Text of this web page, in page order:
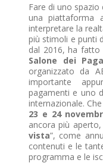
Fare di uno
una piattaforma
interpretare la
più stimoli e punti
dal 2016, ha fatto
Salone dei
organizzato da
importante
pagamenti e uno
internazionale.
23 e 24
ancora più
vista”, come
contenuti e le
programma e le